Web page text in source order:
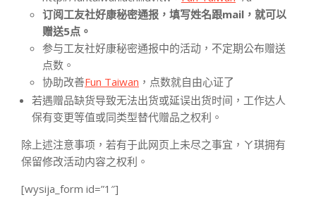
订阅工友社好康秘密通报，填写姓名跟mail，就可以
赠送5点。
参与工友社好康秘密通报中的活动，不定期公布赠送
点数。
协助改善Fun Taiwan ，点数就自由心证了
若遇赠品缺货导致无法出货或延误出货时间，工作达人
保有变更等值或同类型替代赠品之权利。
除上述注意事项，若有于此网页上未尽之事宜，ㄚ琪拥有
保留修改活动内容之权利。
[wysija_form id=”1″]